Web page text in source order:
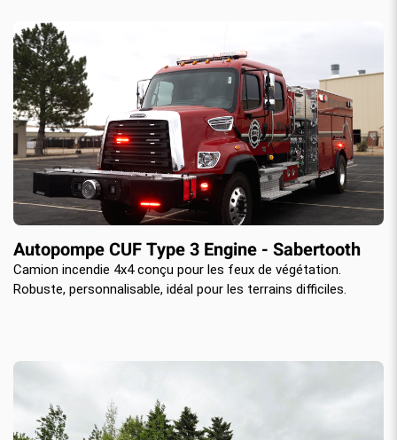
Autopompe CUF Type 3 Engine - Sabertooth
Camion incendie 4x4 conçu pour les feux de végétation.
Robuste, personnalisable, idéal pour les terrains difficiles.